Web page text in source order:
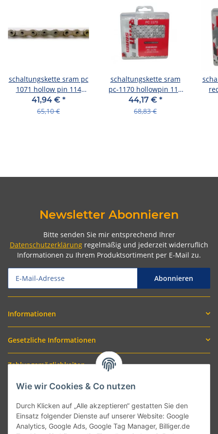
schaltungskette sram pc
1071 hollow pin 114
glieder 10-fach mit
power-lock
41,94 € *
65,10 €
schaltungskette sram
pc-1170 hollowpin 114
glieder 11-fach mit
power-lock
44,17 € *
68,83 €
Newsletter Abonnieren
Bitte senden Sie mir entsprechend Ihrer
Datenschutzerklärung regelmäßig und jederzeit widerruflich
Informationen zu Ihrem Produktsortiment per E-Mail zu.
Abonnieren
Informationen
Gesetzliche Informationen
Zahlungsmöglichkeiten
Wie wir Cookies & Co nutzen
Durch Klicken auf „Alle akzeptieren“ gestatten Sie den
Einsatz folgender Dienste auf unserer Website: Google
Analytics, Google Ads, Google Tag Manager, Billiger.de